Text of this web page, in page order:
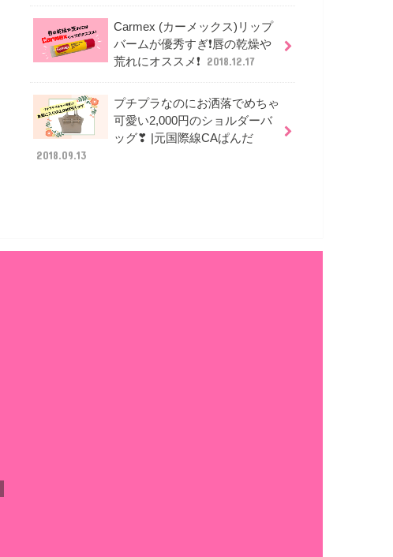
Carmex (カーメックス)リップ
バームが優秀すぎ❗唇の乾燥や
荒れにオススメ❗
2018.12.17
プチプラなのにお洒落でめちゃ
可愛い2,000円のショルダーバ
ッグ❣ |元国際線CAぱんだ
2018.09.13